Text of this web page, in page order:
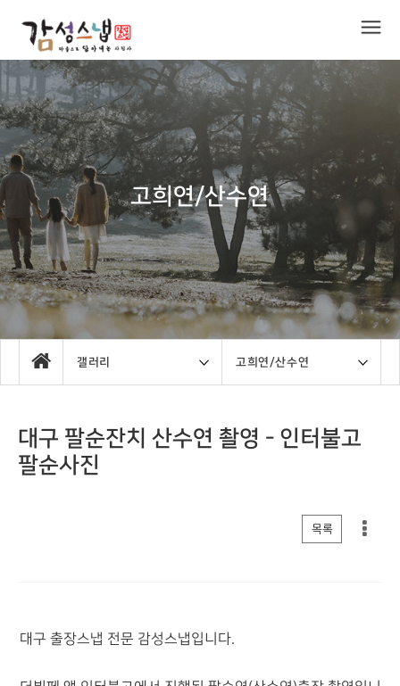
고희연/산수연
갤러리 고희연/산수연
대구 팔순잔치 산수연 촬영 - 인터불고
팔순사진
목록
대구 출장스냅 전문 감성스냅입니다.